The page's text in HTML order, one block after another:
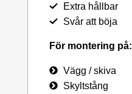
Extra hållbar
Svår att böja
För montering på:
Vägg / skiva
Skyltstång